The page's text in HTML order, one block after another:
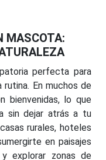
MASCOTA:
perfecta para
En muchos de
bienvenidas, lo que
sin dejar atrás a tu
rurales, hoteles
en paisajes
y explorar zonas de